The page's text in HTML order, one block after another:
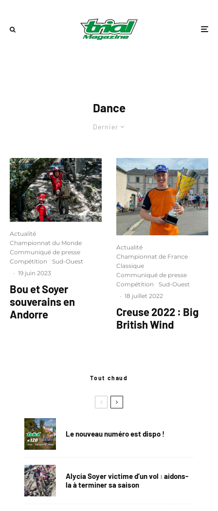
Dance
Dernier
Actualité
Championnat du Monde
Communiqué de presse
Compétition
Sud-Ouest
· 19 juin 2023
Bou et Soyer
souverains en
Andorre
Actualité
Championnat de France
Classique
Communiqué de presse
Compétition
Sud-Ouest
· 18 juillet 2022
Creuse 2022 : Big
British Wind
Tout chaud
Le nouveau numéro est dispo !
Alycia Soyer victime d’un vol : aidons-
la à terminer sa saison